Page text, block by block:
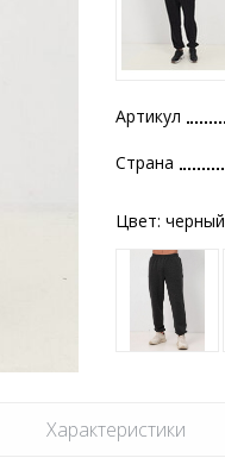
Артикул
Страна
Цвет: черный
Характеристики